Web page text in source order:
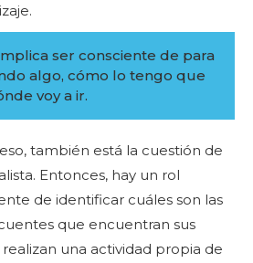
ser consciente de para
algo, cómo lo tengo que
voy a ir.
también está la cuestión de
Entonces, hay un rol
de identificar cuáles son las
que encuentran sus
una actividad propia de